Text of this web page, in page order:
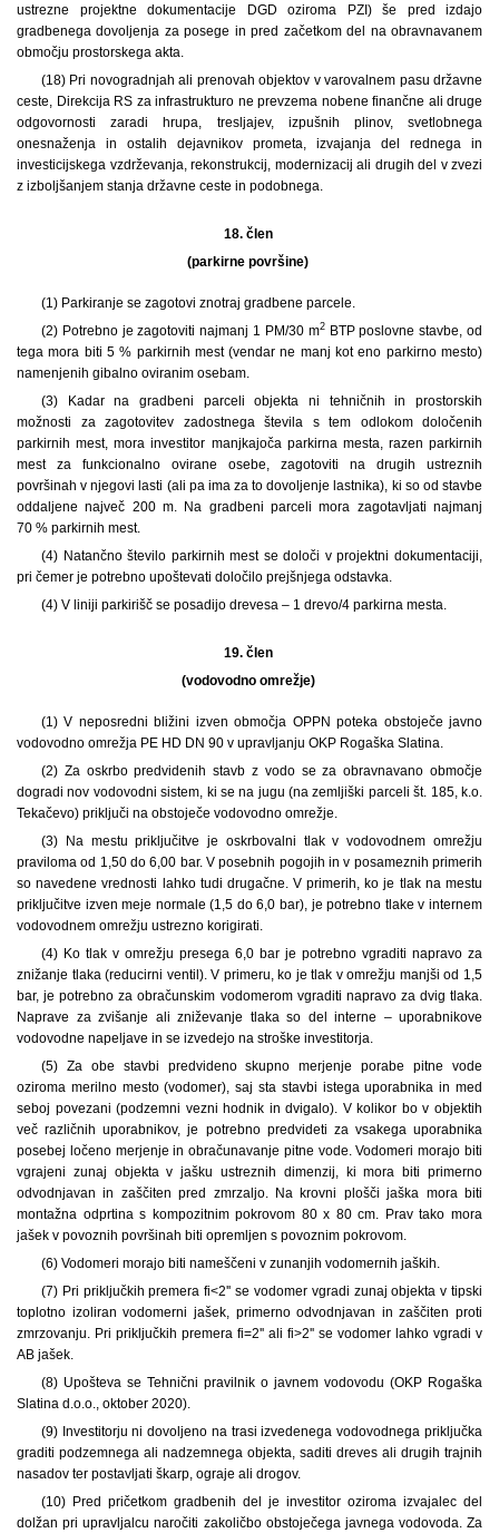
ustrezne projektne dokumentacije DGD oziroma PZI) še pred izdajo
gradbenega dovoljenja za posege in pred začetkom del na obravnavanem
območju prostorskega akta.
(18) Pri novogradnjah ali prenovah objektov v varovalnem pasu državne
ceste, Direkcija RS za infrastrukturo ne prevzema nobene finančne ali druge
odgovornosti zaradi hrupa, tresljajev, izpušnih plinov, svetlobnega
onesnaženja in ostalih dejavnikov prometa, izvajanja del rednega in
investicijskega vzdrževanja, rekonstrukcij, modernizacij ali drugih del v zvezi
z izboljšanjem stanja državne ceste in podobnega.
18. člen
(parkirne površine)
(1) Parkiranje se zagotovi znotraj gradbene parcele.
(2) Potrebno je zagotoviti najmanj 1 PM/30 m2BTP poslovne stavbe, od
tega mora biti 5 % parkirnih mest (vendar ne manj kot eno parkirno mesto)
namenjenih gibalno oviranim osebam.
(3) Kadar na gradbeni parceli objekta ni tehničnih in prostorskih
možnosti za zagotovitev zadostnega števila s tem odlokom določenih
parkirnih mest, mora investitor manjkajoča parkirna mesta, razen parkirnih
mest za funkcionalno ovirane osebe, zagotoviti na drugih ustreznih
površinah v njegovi lasti (ali pa ima za to dovoljenje lastnika), ki so od stavbe
oddaljene največ 200 m. Na gradbeni parceli mora zagotavljati najmanj
70 % parkirnih mest.
(4) Natančno število parkirnih mest se določi v projektni dokumentaciji,
pri čemer je potrebno upoštevati določilo prejšnjega odstavka.
(4) V liniji parkirišč se posadijo drevesa – 1 drevo/4 parkirna mesta.
19. člen
(vodovodno omrežje)
(1) V neposredni bližini izven območja OPPN poteka obstoječe javno
vodovodno omrežja PE HD DN 90 v upravljanju OKP Rogaška Slatina.
(2) Za oskrbo predvidenih stavb z vodo se za obravnavano območje
dogradi nov vodovodni sistem, ki se na jugu (na zemljiški parceli št. 185, k.o.
Tekačevo) priključi na obstoječe vodovodno omrežje.
(3) Na mestu priključitve je oskrbovalni tlak v vodovodnem omrežju
praviloma od 1,50 do 6,00 bar. V posebnih pogojih in v posameznih primerih
so navedene vrednosti lahko tudi drugačne. V primerih, ko je tlak na mestu
priključitve izven meje normale (1,5 do 6,0 bar), je potrebno tlake v internem
vodovodnem omrežju ustrezno korigirati.
(4) Ko tlak v omrežju presega 6,0 bar je potrebno vgraditi napravo za
znižanje tlaka (reducirni ventil). V primeru, ko je tlak v omrežju manjši od 1,5
bar, je potrebno za obračunskim vodomerom vgraditi napravo za dvig tlaka.
Naprave za zvišanje ali zniževanje tlaka so del interne – uporabnikove
vodovodne napeljave in se izvedejo na stroške investitorja.
(5) Za obe stavbi predvideno skupno merjenje porabe pitne vode
oziroma merilno mesto (vodomer), saj sta stavbi istega uporabnika in med
seboj povezani (podzemni vezni hodnik in dvigalo). V kolikor bo v objektih
več različnih uporabnikov, je potrebno predvideti za vsakega uporabnika
posebej ločeno merjenje in obračunavanje pitne vode. Vodomeri morajo biti
vgrajeni zunaj objekta v jašku ustreznih dimenzij, ki mora biti primerno
odvodnjavan in zaščiten pred zmrzaljo. Na krovni plošči jaška mora biti
montažna odprtina s kompozitnim pokrovom 80 x 80 cm. Prav tako mora
jašek v povoznih površinah biti opremljen s povoznim pokrovom.
(6) Vodomeri morajo biti nameščeni v zunanjih vodomernih jaških.
(7) Pri priključkih premera fi<2'' se vodomer vgradi zunaj objekta v tipski
toplotno izoliran vodomerni jašek, primerno odvodnjavan in zaščiten proti
zmrzovanju. Pri priključkih premera fi=2'' ali fi>2'' se vodomer lahko vgradi v
AB jašek.
(8) Upošteva se Tehnični pravilnik o javnem vodovodu (OKP Rogaška
Slatina d.o.o., oktober 2020).
(9) Investitorju ni dovoljeno na trasi izvedenega vodovodnega priključka
graditi podzemnega ali nadzemnega objekta, saditi dreves ali drugih trajnih
nasadov ter postavljati škarp, ograje ali drogov.
(10) Pred pričetkom gradbenih del je investitor oziroma izvajalec del
dolžan pri upravljalcu naročiti zakoličbo obstoječega javnega vodovoda. Za